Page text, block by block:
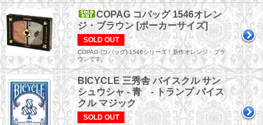
COPAG コパッグ 1546オレン
ジ・ブラウン [ポーカーサイズ]
SOLD OUT
COPAG (コパッグ) 1546シリーズ！新作オレンジ・ブラ
ウンです。
BICYCLE 三秀舎 バイスクル サン
シュウシャ - 青 - トランプ バイス
クル マジック
SOLD OUT